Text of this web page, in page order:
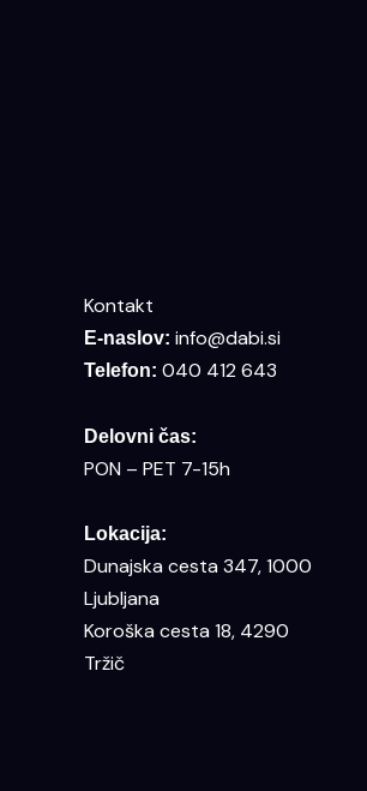
Kontakt
E-naslov: info@dabi.si
Telefon: 040 412 643
Delovni čas:
PON – PET 7-15h
Lokacija:
Dunajska cesta 347, 1000
Ljubljana
Koroška cesta 18, 4290
Tržič